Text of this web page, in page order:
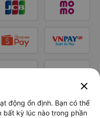
close
động ổn định. Bạn có thể
bất kỳ lúc nào trong phần